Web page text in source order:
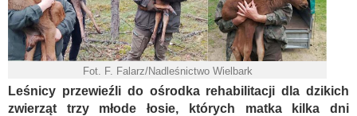
Fot. F. Falarz/Nadleśnictwo Wielbark
Leśnicy przewieźli do ośrodka rehabilitacji dla dzikich
zwierząt trzy młode łosie, których matka kilka dni